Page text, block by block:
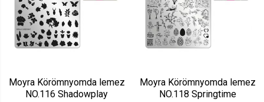
Moyra Körömnyomda lemez
NO.116 Shadowplay
Moyra Körömnyomda lemez
NO.118 Springtime